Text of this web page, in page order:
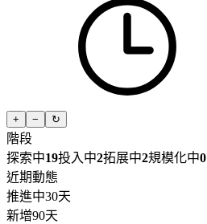
+ − ↻
階段
探索中19投入中2拓展中2規模化中0
近期動態
推進中30天
新增90天